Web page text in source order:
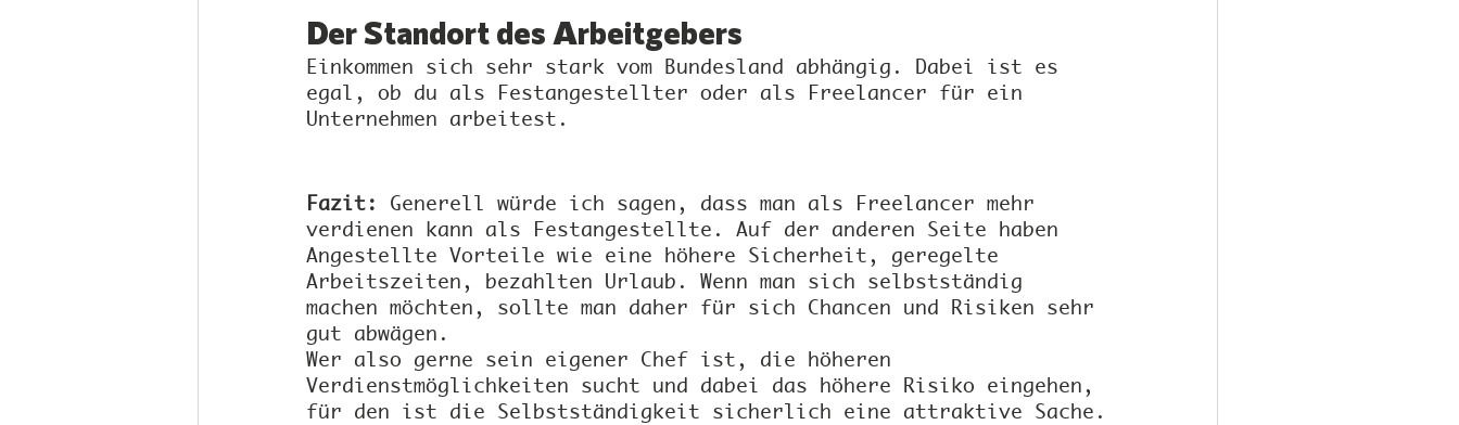
Der Standort des Arbeitgebers
Einkommen sich sehr stark vom Bundesland abhängig. Dabei ist es
egal, ob du als Festangestellter oder als Freelancer für ein
Unternehmen arbeitest.
Fazit:
Generell würde ich sagen, dass man als Freelancer mehr
verdienen kann als Festangestellte. Auf der anderen Seite haben
Angestellte Vorteile wie eine höhere Sicherheit, geregelte
Arbeitszeiten, bezahlten Urlaub. Wenn man sich selbstständig
machen möchten, sollte man daher für sich Chancen und Risiken sehr
gut abwägen.
Wer also gerne sein eigener Chef ist, die höheren
Verdienstmöglichkeiten sucht und dabei das höhere Risiko eingehen,
für den ist die Selbstständigkeit sicherlich eine attraktive Sache.